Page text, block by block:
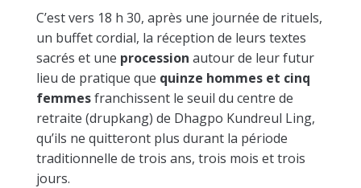
C’est vers 18 h 30, après une journée de rituels,
un buffet cordial, la réception de leurs textes
sacrés et une procession autour de leur futur
lieu de pratique que quinze hommes et cinq
femmesfranchissent le seuil du centre de
retraite (drupkang) de Dhagpo Kundreul Ling,
qu’ils ne quitteront plus durant la période
traditionnelle de trois ans, trois mois et trois
jours.